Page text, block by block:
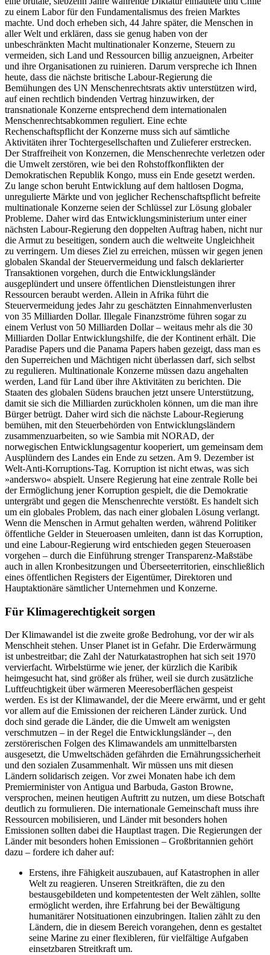
zu einem Labor für den Fundamentalismus des freien Marktes
machte. Und doch erheben sich, 44 Jahre später, die Menschen in
aller Welt und erklären, dass sie genug haben von der
unbeschränkten Macht multinationaler Konzerne, Steuern zu
vermeiden, sich Land und Ressourcen billig anzueignen, Arbeiter
und ihre Organisationen zu ruinieren. Darum verspreche ich Ihnen
heute, dass die nächste britische Labour-Regierung die
Bemühungen des UN Menschenrechtsrats aktiv unterstützen wird,
auf einen rechtlich bindenden Vertrag hinzuwirken, der
transnationale Konzerne entsprechend dem internationalen
Menschenrechtsabkommen reguliert. Eine echte
Rechenschaftspflicht der Konzerne muss sich auf sämtliche
Aktivitäten ihrer Tochtergesellschaften und Zulieferer erstrecken.
Der Straffreiheit von Konzernen, die Menschenrechte verletzen oder
die Umwelt zerstören, wie bei den Rohstoffkonflikten der
Demokratischen Republik Kongo, muss ein Ende gesetzt werden.
Zu lange schon beruht Entwicklung auf dem haltlosen Dogma,
unregulierte Märkte und von jeglicher Rechenschaftspflicht befreite
multinationale Konzerne seien der Schlüssel zur Lösung globaler
Probleme. Daher wird das Entwicklungsministerium unter einer
nächsten Labour-Regierung den doppelten Auftrag haben, nicht nur
die Armut zu beseitigen, sondern auch die weltweite Ungleichheit
zu verringern. Um dieses Ziel zu erreichen, müssen wir gegen jenen
globalen Skandal der Steuervermeidung und falsch deklarierter
Transaktionen vorgehen, durch die Entwicklungsländer
ausgeplündert und unsere öffentlichen Dienstleistungen ihrer
Ressourcen beraubt werden. Allein in Afrika führt die
Steuervermeidung jedes Jahr zu geschätzten Einnahmenverlusten
von 35 Milliarden Dollar. Illegale Finanzströme führen sogar zu
einem Verlust von 50 Milliarden Dollar – weitaus mehr als die 30
Milliarden Dollar Entwicklungshilfe, die der Kontinent erhält. Die
Paradise Papers und die Panama Papers haben gezeigt, dass man es
den Superreichen und Mächtigen nicht überlassen darf, sich selbst
zu regulieren. Multinationale Konzerne müssen dazu angehalten
werden, Land für Land über ihre Aktivitäten zu berichten. Die
Staaten des globalen Südens brauchen jetzt unsere Unterstützung,
damit sie sich die Milliarden zurückholen können, um die man ihre
Bürger betrügt. Daher wird sich die nächste Labour-Regierung
bemühen, mit den Steuerbehörden von Entwicklungsländern
zusammenzuarbeiten, so wie Sambia mit NORAD, der
norwegischen Entwicklungsagentur kooperiert, um gemeinsam dem
Ausplündern des Landes ein Ende zu setzen. Am 9. Dezember ist
Welt-Anti-Korruptions-Tag. Korruption ist nicht etwas, was sich
»anderswo« abspielt. Unsere Regierung hat eine zentrale Rolle bei
der Ermöglichung jener Korruption gespielt, die die Demokratie
untergräbt und gegen die Menschenrechte verstößt. Es handelt sich
um ein globales Problem, das nach einer globalen Lösung verlangt.
Wenn die Menschen in Armut gehalten werden, während Politiker
öffentliche Gelder in Steueroasen umleiten, dann ist das Korruption,
und eine Labour-Regierung wird entschieden gegen Steueroasen
vorgehen – durch die Einführung strenger Transparenz-Maßstäbe
auch in allen Kronbesitzungen und Überseeterritorien, einschließlich
eines öffentlichen Registers der Eigentümer, Direktoren und
Hauptaktionäre sämtlicher Unternehmen und Konzerne.
Für Klimagerechtigkeit sorgen
Der Klimawandel ist die zweite große Bedrohung, vor der wir als
Menschheit stehen. Unser Planet ist in Gefahr. Die Erderwärmung
ist unbestreitbar; die Zahl der Naturkatastrophen hat sich seit 1970
vervierfacht. Wirbelstürme wie jener, der kürzlich die Karibik
heimgesucht hat, sind größer als früher, weil sie durch zusätzliche
Luftfeuchtigkeit über wärmeren Meeresoberflächen gespeist
werden. Es ist der Klimawandel, der die Meere erwärmt, und er geht
vor allem auf die Emissionen der reicheren Länder zurück. Und
doch sind gerade die Länder, die die Umwelt am wenigsten
verschmutzen – in der Regel die Entwicklungsländer –, den
zerstörerischen Folgen des Klimawandels am unmittelbarsten
ausgesetzt, die Umweltschäden gefährden die Ernährungssicherheit
und den sozialen Zusammenhalt. Wir müssen uns mit diesen
Ländern solidarisch zeigen. Vor zwei Monaten habe ich dem
Premierminister von Antigua und Barbuda, Gaston Browne,
versprochen, meinen heutigen Auftritt zu nutzen, um diese Botschaft
deutlich zu formulieren. Die internationale Gemeinschaft muss ihre
Ressourcen mobilisieren, und Länder mit besonders hohen
Emissionen sollten dabei die Hauptlast tragen. Die Regierungen der
Länder mit besonders hohen Emissionen – Großbritannien gehört
dazu – fordere ich daher auf:
Erstens, ihre Fähigkeit auszubauen, auf Katastrophen in aller
Welt zu reagieren. Unseren Streitkräften, die zu den
bestausgebildeten und kompetentesten der Welt zählen, sollte
ermöglicht werden, ihre Erfahrung bei der Bewältigung
humanitärer Notsituationen einzubringen. Italien zählt zu den
Ländern, die in diesem Bereich vorangehen, denn es gestaltet
seine Marine zu einer flexibleren, für vielfältige Aufgaben
einsetzbaren Streitkraft um.